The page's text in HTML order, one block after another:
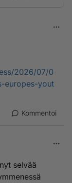
2026/07/0
europes-yout
Kommentoi
selvää